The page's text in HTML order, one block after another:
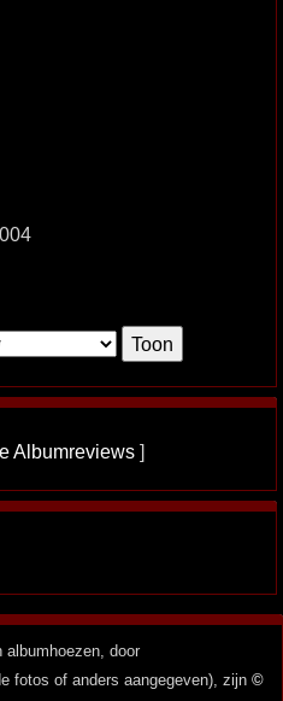
Albumreviews ]
door
fotos of anders aangegeven), zijn ©